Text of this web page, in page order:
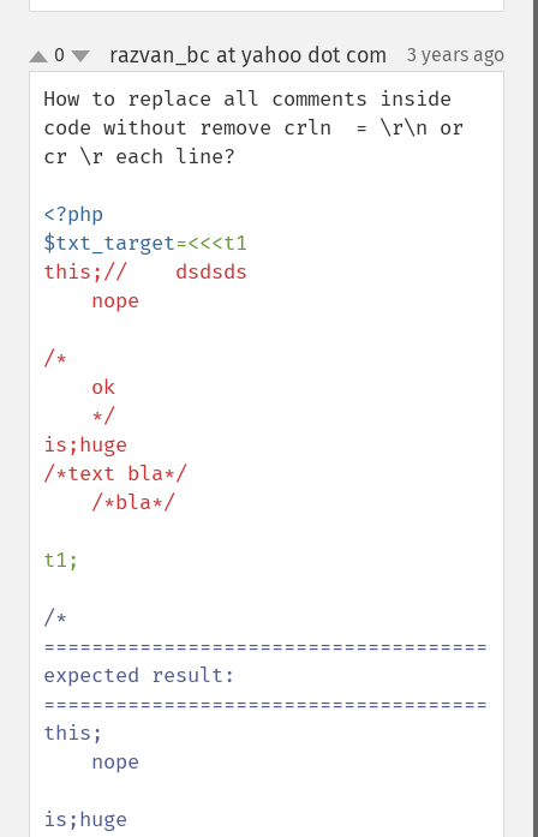
up
down
0 razvan_bc at yahoo dot com 3 years ago
How to replace all comments inside
code without remove crln  = \r\n or
cr \r each line?
<?php
$txt_target
this;//    dsdsds
/*
is;huge
/*text bla*/
t1;
/*
expected result:
this;
is;huge